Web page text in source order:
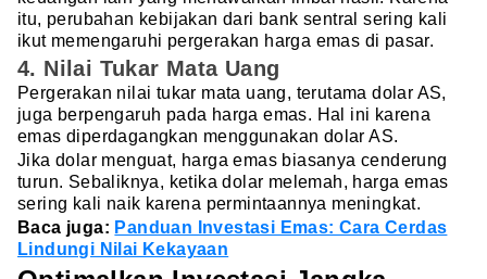
itu, perubahan kebijakan dari bank sentral sering kali
ikut memengaruhi pergerakan harga emas di pasar.
4. Nilai Tukar Mata Uang
Pergerakan nilai tukar mata uang, terutama dolar AS,
juga berpengaruh pada harga emas. Hal ini karena
emas diperdagangkan menggunakan dolar AS.
Jika dolar menguat, harga emas biasanya cenderung
turun. Sebaliknya, ketika dolar melemah, harga emas
sering kali naik karena permintaannya meningkat.
Baca juga: Panduan Investasi Emas: Cara Cerdas
Lindungi Nilai Kekayaan